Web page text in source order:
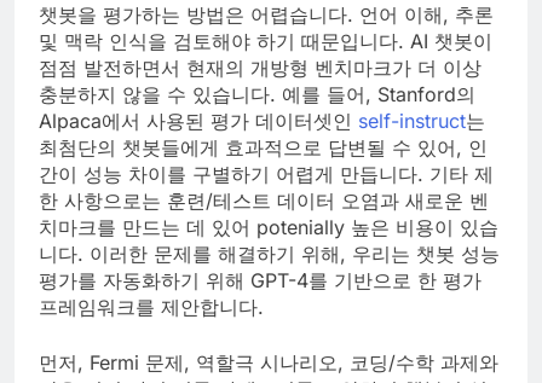
챗봇을 평가하는 방법은 어렵습니다. 언어 이해, 추론
및 맥락 인식을 검토해야 하기 때문입니다. AI 챗봇이
점점 발전하면서 현재의 개방형 벤치마크가 더 이상
충분하지 않을 수 있습니다. 예를 들어, Stanford의
Alpaca에서 사용된 평가 데이터셋인 self-instruct는
최첨단의 챗봇들에게 효과적으로 답변될 수 있어, 인
간이 성능 차이를 구별하기 어렵게 만듭니다. 기타 제
한 사항으로는 훈련/테스트 데이터 오염과 새로운 벤
치마크를 만드는 데 있어 potenially 높은 비용이 있습
니다. 이러한 문제를 해결하기 위해, 우리는 챗봇 성능
평가를 자동화하기 위해 GPT-4를 기반으로 한 평가
프레임워크를 제안합니다.
먼저, Fermi 문제, 역할극 시나리오, 코딩/수학 과제와